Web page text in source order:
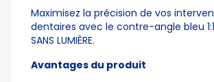
Maximisez la précision de vos
dentaires avec le contre-angle bleu 1:1
SANS LUMIÈRE.
Avantages du produit